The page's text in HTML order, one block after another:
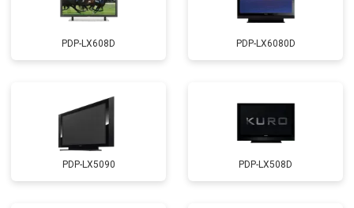
PDP-LX608D PDP-LX6080D
PDP-LX5090 PDP-LX508D